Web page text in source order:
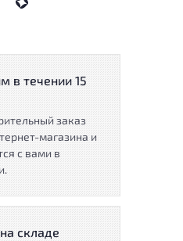
в течении 15
заказ
магазина и
с вами в
складе